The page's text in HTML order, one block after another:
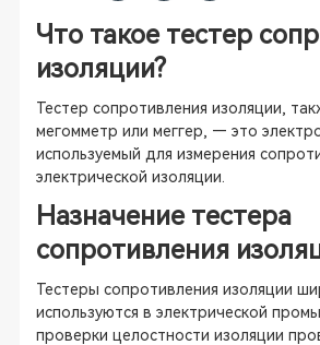
Что такое тестер
изоляции?
Тестер сопротивления изоляции,
мегомметр или меггер, — это
используемый для измерения
электрической изоляции.
Назначение тестера
сопротивления
Тестеры сопротивления изоляции
используются в электрической
проверки целостности изоляции